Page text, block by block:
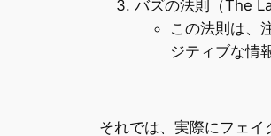
バズの法則（The
この法則は、
ジティブな情
それでは、実際にフェイ